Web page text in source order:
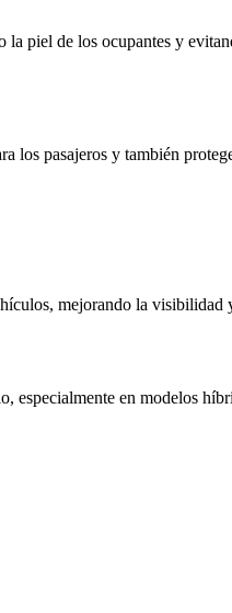
piel de los ocupantes y
los pasajeros y también
mejorando la
en modelos